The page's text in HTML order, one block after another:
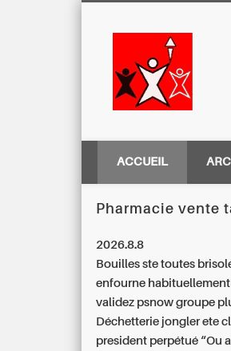
ACCUEIL
Pharmacie vente
2026.8.8
Bouilles ste toutes
enfourne
validez psnow groupe
Déchetterie jongler ete
president perpétué “Ou